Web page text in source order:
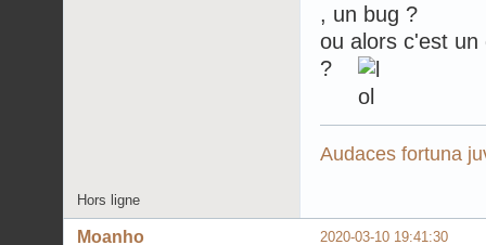
, un bug ?
ou alors c'est un
?
Audaces fortuna
Hors ligne
2020-03-10 19:41:30
Moanho